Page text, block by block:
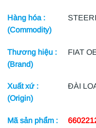
Hàng hóa :
(Commodity)
Thương hiệu :
(Brand)
FIAT
Xuất xứ :
(Origin)
ĐÀI
Mã sản phẩm :